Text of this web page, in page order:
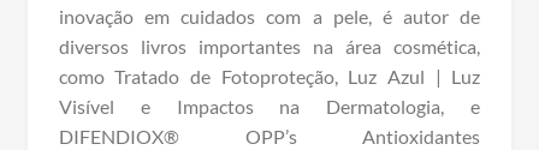
inovação em cuidados com a pele, é autor de
diversos livros importantes na área cosmética,
como Tratado de Fotoproteção, Luz Azul | Luz
Visível e Impactos na Dermatologia, e
DIFENDIOX® OPP’s Antioxidantes